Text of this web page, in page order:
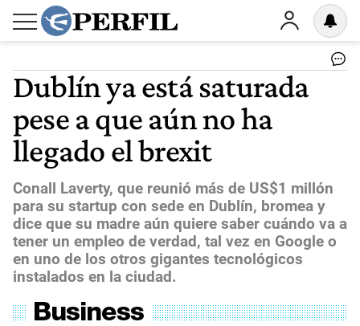
Dublín ya está saturada
pese a que aún no ha
llegado el brexit
Conall Laverty, que reunió más de US$1 millón
para su startup con sede en Dublín, bromea y
dice que su madre aún quiere saber cuándo va a
tener un empleo de verdad, tal vez en Google o
en uno de los otros gigantes tecnológicos
instalados en la ciudad.